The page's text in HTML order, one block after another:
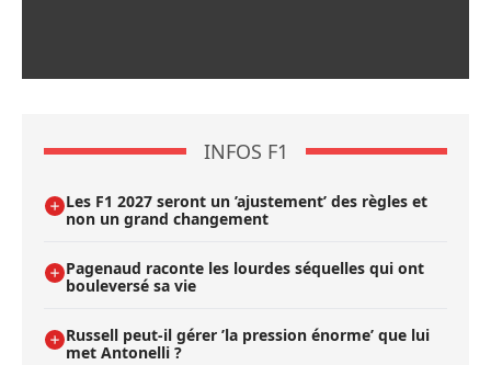
INFOS F1
Les F1 2027 seront un ’ajustement’ des règles et
non un grand changement
Pagenaud raconte les lourdes séquelles qui ont
bouleversé sa vie
Russell peut-il gérer ’la pression énorme’ que lui
met Antonelli ?